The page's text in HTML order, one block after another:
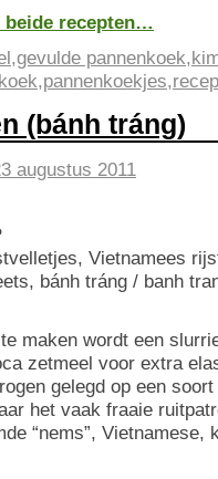
recepten…
,gevulde pannenkoek,
,pannenkoekjes,
(bánh tráng)
augustus 2011
Vietnamees
bánh tráng / banh
maken wordt een
zetmeel voor extra
gelegd op een
het vaak fraaie
“nems”,